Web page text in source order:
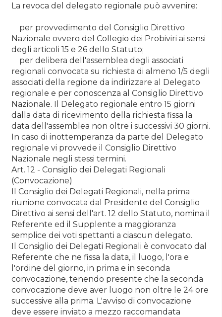
La revoca del delegato regionale può avvenire:
per provvedimento del Consiglio Direttivo
Nazionale ovvero del Collegio dei Probiviri ai sensi
degli articoli 15 e 26 dello Statuto;
per delibera dell'assemblea degli associati
regionali convocata su richiesta di almeno 1/5 degli
associati della regione da indirizzare al Delegato
regionale e per conoscenza al Consiglio Direttivo
Nazionale. Il Delegato regionale entro 15 giorni
dalla data di ricevimento della richiesta fissa la
data dell'assemblea non oltre i successivi 30 giorni.
In caso di inottemperanza da parte del Delegato
regionale vi provvede il Consiglio Direttivo
Nazionale negli stessi termini.
Art. 12 - Consiglio dei Delegati Regionali
(Convocazione)
Il Consiglio dei Delegati Regionali, nella prima
riunione convocata dal Presidente del Consiglio
Direttivo ai sensi dell'art. 12 dello Statuto, nomina il
Referente ed il Supplente a maggioranza
semplice dei voti spettanti a ciascun delegato.
Il Consiglio dei Delegati Regionali è convocato dal
Referente che ne fissa la data, il luogo, l'ora e
l'ordine del giorno, in prima e in seconda
convocazione, tenendo presente che la seconda
convocazione deve aver luogo non oltre le 24 ore
successive alla prima. L'avviso di convocazione
deve essere inviato a mezzo raccomandata